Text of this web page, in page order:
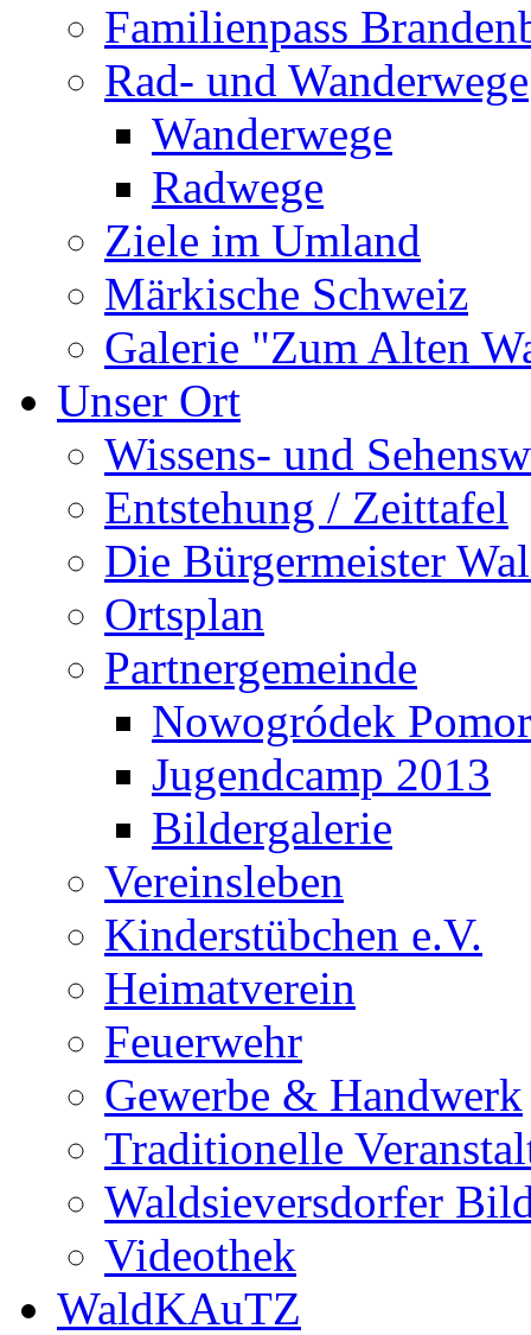
Familienpass
Rad- und Wanderwege
Wanderwege
Radwege
Ziele im Umland
Märkische Schweiz
Galerie "Zum Alten
Unser Ort
Wissens- und
Entstehung / Zeittafel
Die Bürgermeister
Ortsplan
Partnergemeinde
Nowogródek
Jugendcamp 2013
Bildergalerie
Vereinsleben
Kinderstübchen e.V.
Heimatverein
Feuerwehr
Gewerbe & Handwerk
Traditionelle
Waldsieversdorfer
Videothek
WaldKAuTZ